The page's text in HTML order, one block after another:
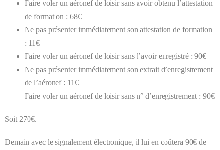
Faire voler un aéronef de loisir sans avoir obtenu l’attestation
de formation : 68€
Ne pas présenter immédiatement son attestation de formation
: 11€
Faire voler un aéronef de loisir sans l’avoir enregistré : 90€
Ne pas présenter immédiatement son extrait d’enregistrement
de l’aéronef : 11€
Faire voler un aéronef de loisir sans n° d’enregistrement : 90€
Soit 270€.
Demain avec le signalement électronique, il lui en coûtera 90€ de